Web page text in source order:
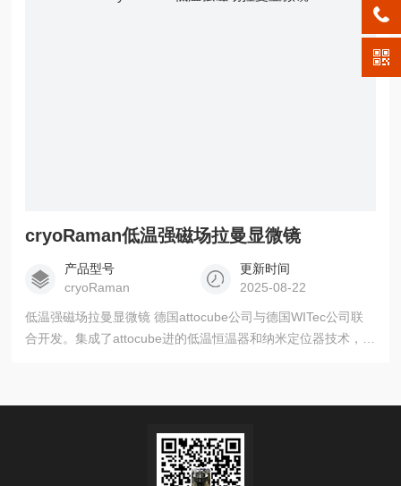
cryoRaman低温强磁场拉曼显微镜
产品型号
cryoRaman
更新时间
2025-08-22
低温强磁场拉曼显微镜 德国attocube公司与德国WITec公司联
合开发。集成了attocube进的低温恒温器和纳米定位器技术，以